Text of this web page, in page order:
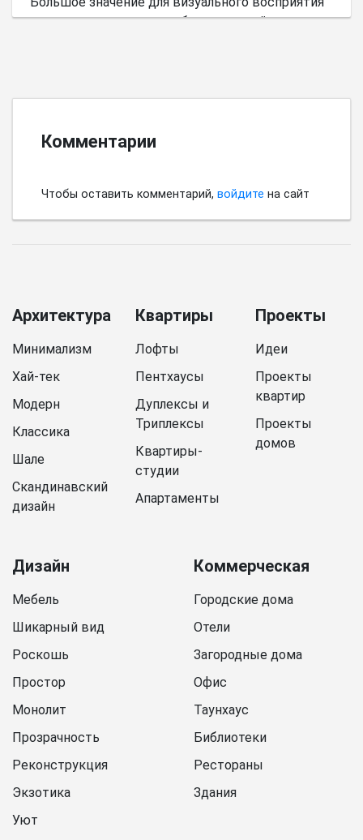
пространства имеет выбор цветовой палитры.
Комментарии
Чтобы оставить комментарий, войдите на сайт
Архитектура
Минимализм
Хай-тек
Модерн
Классика
Шале
Скандинавский
дизайн
Квартиры
Лофты
Пентхаусы
Дуплексы и
Триплексы
Квартиры-
студии
Апартаменты
Проекты
Идеи
Проекты
квартир
Проекты
домов
Дизайн
Мебель
Шикарный вид
Роскошь
Простор
Монолит
Прозрачность
Реконструкция
Экзотика
Уют
Коммерческая
Городские дома
Отели
Загородные дома
Офис
Таунхаус
Библиотеки
Рестораны
Здания